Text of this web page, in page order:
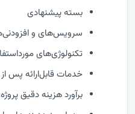
بسته پیشنهادی
سرویس‌های و
تکنولوژی‌های
خدمات قابل‌ارائه پس از
برآورد هزینه دقیق